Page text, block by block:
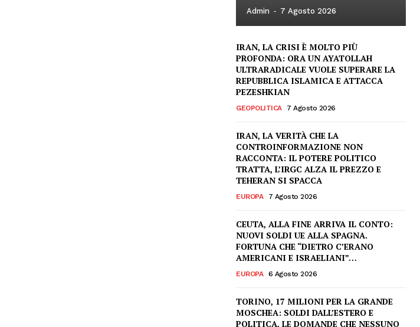
Admin - 7 Agosto 2026
IRAN, LA CRISI È MOLTO PIÙ
PROFONDA: ORA UN AYATOLLAH
ULTRARADICALE VUOLE SUPERARE LA
REPUBBLICA ISLAMICA E ATTACCA
PEZESHKIAN
GEOPOLITICA 7 Agosto 2026
IRAN, LA VERITÀ CHE LA
CONTROINFORMAZIONE NON
RACCONTA: IL POTERE POLITICO
TRATTA, L’IRGC ALZA IL PREZZO E
TEHERAN SI SPACCA
EUROPA 7 Agosto 2026
CEUTA, ALLA FINE ARRIVA IL CONTO:
NUOVI SOLDI UE ALLA SPAGNA.
FORTUNA CHE “DIETRO C’ERANO
AMERICANI E ISRAELIANI”…
EUROPA 6 Agosto 2026
TORINO, 17 MILIONI PER LA GRANDE
MOSCHEA: SOLDI DALL’ESTERO E
POLITICA, LE DOMANDE CHE NESSUNO